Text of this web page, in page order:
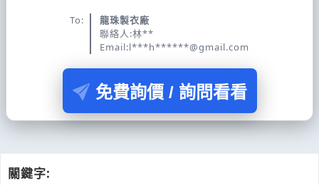
To:
龍珠製衣廠
聯絡人:林**
Email:l***h******@gmail.com
免費詢價 / 詢問看看
關鍵字: